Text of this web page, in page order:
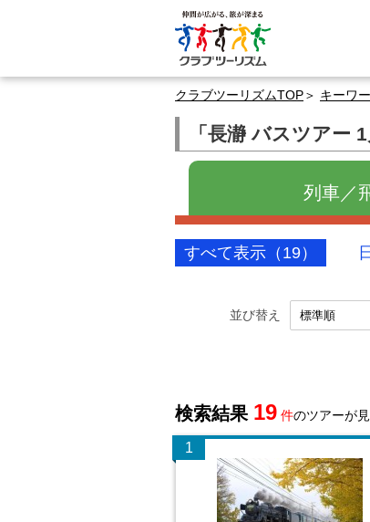
クラブツーリズムTOP キーワ
「長瀞 バスツアー
列車／
すべて表示（19）
並び替え
検索結果 19 件のツアーが
1